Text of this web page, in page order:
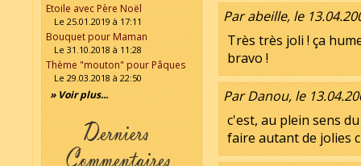
Etoile avec Père Noël
Le 25.01.2019 à 17:11
Bouquet pour Maman
Le 31.10.2018 à 11:28
Thème "mouton" pour Pâques
Le 29.03.2018 à 22:50
» Voir plus...
Par abeille, le
Très très joli ! ça
bravo !
Par Danou, le
c'est, au plein sens
faire autant de jolies